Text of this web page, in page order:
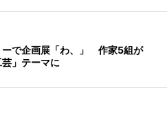
ーで企画展「わ、」 作家5組が
芸」テーマに